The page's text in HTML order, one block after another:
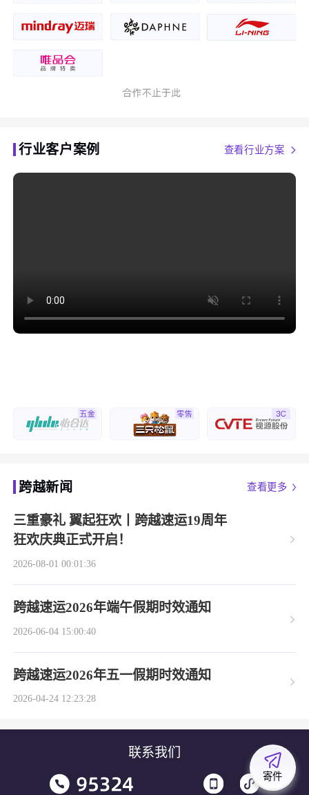
行业客户案例 查看行业方案
跨越新闻 查看更多
三重豪礼 翼起狂欢丨跨越速运19周年
狂欢庆典正式开启！
2026-08-01 00:01:36
跨越速运2026年端午假期时效通知
2026-06-04 15:00:40
跨越速运2026年五一假期时效通知
2026-04-24 12:23:28
寄件
联系我们